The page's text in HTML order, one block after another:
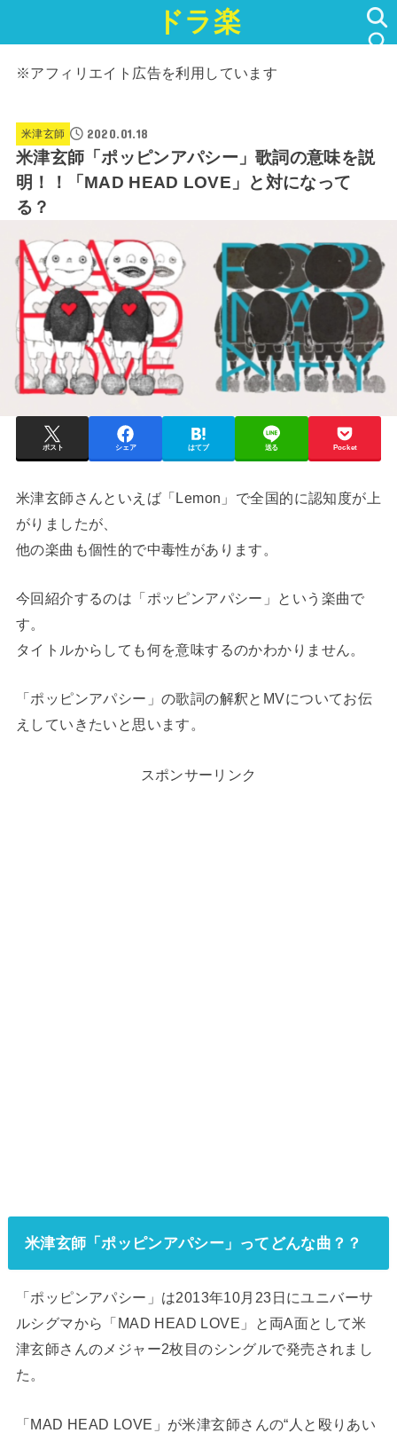
ドラ楽
※アフィリエイト広告を利用しています
米津玄師 2020.01.18
米津玄師「ポッピンアパシー」歌詞の意味を説
明！！「MAD HEAD LOVE」と対になって
る？
ポスト シェア はてブ 送る Pocket
米津玄師さんといえば「Lemon」で全国的に認知度が上
がりましたが、
他の楽曲も個性的で中毒性があります。
今回紹介するのは「ポッピンアパシー」という楽曲で
す。
タイトルからしても何を意味するのかわかりません。
「ポッピンアパシー」の歌詞の解釈とMVについてお伝
えしていきたいと思います。
スポンサーリンク
米津玄師「ポッピンアパシー」ってどんな曲？？
「ポッピンアパシー」は2013年10月23日にユニバーサ
ルシグマから「MAD HEAD LOVE」と両A面として米
津玄師さんのメジャー2枚目のシングルで発売されまし
た。
「MAD HEAD LOVE」が米津玄師さんの“人と殴りあい